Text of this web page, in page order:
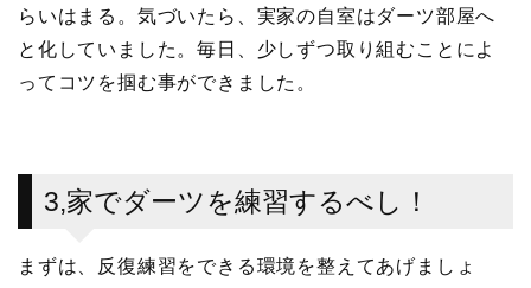
らいはまる。気づいたら、実家の自室はダーツ部屋へ
と化していました。毎日、少しずつ取り組むことによ
ってコツを掴む事ができました。
3,家でダーツを練習するべし！
まずは、反復練習をできる環境を整えてあげましょ